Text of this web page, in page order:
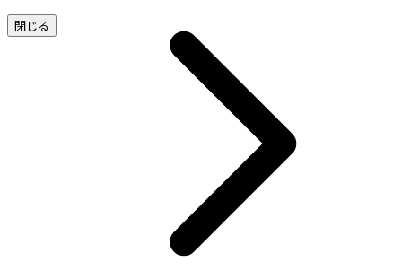
閉じる